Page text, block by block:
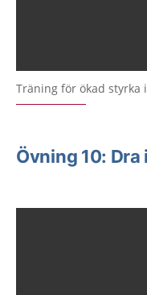
Träning för ökad
Övning 10: